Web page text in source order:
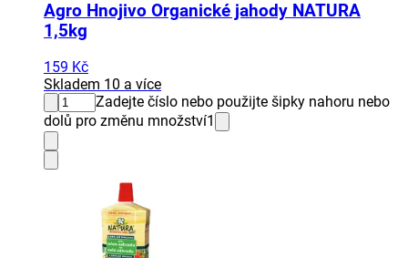
Agro Hnojivo Organické jahody NATURA
1,5kg
159 Kč
Skladem 10 a více
Zadejte číslo nebo použijte šipky nahoru nebo
dolů pro změnu množství1